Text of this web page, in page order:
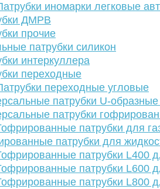
иномарки легковые
ДМРВ
прочие
патрубки силикон
интеркуллера
переходные
переходные угловые
патрубки U-
патрубки
патрубки для
патрубки для
патрубки L400
патрубки L600
патрубки L800